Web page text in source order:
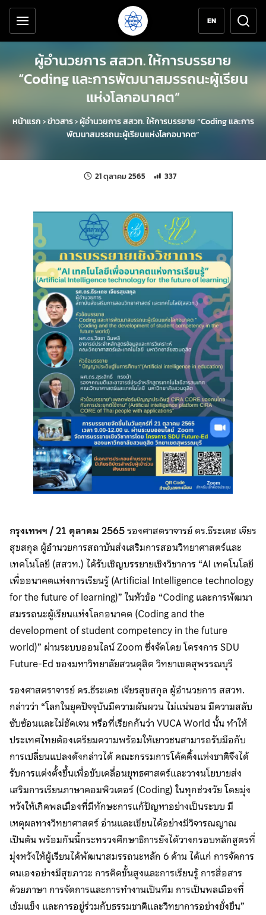
ข้ามไปยังเนื้อหาหลัก
เครื่องมือช่วยเหลือ
EN
ผู้อำนวยการ สสวท. ให้การบรรยาย
“Coding และการพัฒนาสมรรถนะผู้เรียน
แห่งโลกอนาคต”
หน้าแรก›ข่าวสาร›ผู้อำนวยการ สสวท. ให้การบรรยาย “Coding และการ
พัฒนาสมรรถนะผู้เรียนแห่งโลกอนาคต”
21 ตุลาคม 2565 แก้ไขล่าสุดเมื่อ:
จำนวนการเข้าชม 337 ครั้ง
337
กรุงเทพฯ / 21 ตุลาคม 2565รองศาสตราจารย์ ดร.ธีระเดช เจียร
สุขสกุล ผู้อำนวยการสถาบันส่งเสริมการสอนวิทยาศาสตร์และ
เทคโนโลยี (สสวท.) ได้รับเชิญบรรยายเชิงวิชาการ “AI เทคโนโลยี
เพื่ออนาคตแห่งการเรียนรู้ (Artificial Intelligence technology
for the future of learning)” ในหัวข้อ “Coding และการพัฒนา
สมรรถนะผู้เรียนแห่งโลกอนาคต (Coding and the
development of student competency in the future
world)” ผ่านระบบออนไลน์ Zoom ซึ่งจัดโดย โครงการ SDU
Future-Ed ของมหาวิทยาลัยสวนดุสิต วิทยาเขตสุพรรณบุรี
รองศาสตราจารย์ ดร.ธีระเดช เจียรสุขสกุล ผู้อำนวยการ สสวท.
กล่าวว่า “โลกในยุคปัจจุบันมีความผันผวน ไม่แน่นอน มีความสลับ
ซับซ้อนและไม่ชัดเจน หรือที่เรียกกันว่า VUCA World นั้น ทำให้
ประเทศไทยต้องเตรียมความพร้อมให้เยาวชนสามารถรับมือกับ
การเปลี่ยนแปลงดังกล่าวได้ คณะกรรมการโค้ดดิ้งแห่งชาติจึงได้
รับการแต่งตั้งขึ้นเพื่อขับเคลื่อนยุทธศาสตร์และวางนโยบายส่ง
เสริมการเรียนภาษาคอมพิวเตอร์ (Coding) ในทุกช่วงวัย โดยมุ่ง
หวังให้เกิดพลเมืองที่มีทักษะการแก้ปัญหาอย่างเป็นระบบ มี
เหตุผลทางวิทยาศาสตร์ อ่านและเขียนได้อย่างมีวิจารณญาณ
เป็นต้น พร้อมกันนี้กระทรวงศึกษาธิการยังได้วางกรอบหลักสูตรที่
มุ่งหวังให้ผู้เรียนได้พัฒนาสมรรถนะหลัก 6 ด้าน ได้แก่ การจัดการ
ตนเองอย่างมีสุขภาวะ การคิดขั้นสูงและการเรียนรู้ การสื่อสาร
ด้วยภาษา การจัดการและการทำงานเป็นทีม การเป็นพลเมืองที่
เข้มแข็ง และการอยู่ร่วมกับธรรมชาติและวิทยาการอย่างยั่งยืน”